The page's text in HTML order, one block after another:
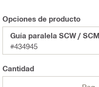
Opciones de producto
Guía paralela SCW / SCM
#434945
Cantidad